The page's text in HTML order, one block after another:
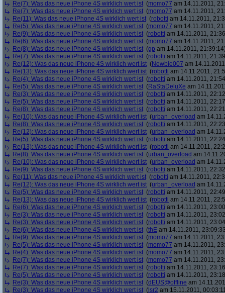
Re(7): Was das neue iPhone 4S wirklich wert ist (momo77 am 14.11.2011,
Re(7): Was das neue iPhone 4S wirklich wert ist (momo77 am 14.11.2011,
Re(11): Was das neue iPhone 4S wirklich wert ist (robotti am 14.11.2011,
Re(5): Was das neue iPhone 4S wirklich wert ist (momo77 am 14.11.2011,
Re(9): Was das neue iPhone 4S wirklich wert ist (robotti am 14.11.2011,
Re(6): Was das neue iPhone 4S wirklich wert ist (momo77 am 14.11.2011,
Re(8): Was das neue iPhone 4S wirklich wert ist (gp am 14.11.2011,
Re(7): Was das neue iPhone 4S wirklich wert ist (robotti am 14.11.2011,
Re(12): Was das neue iPhone 4S wirklich wert ist (Newbie007 am
Re(13): Was das neue iPhone 4S wirklich wert ist (robotti am 14.11.2011,
Re(4): Was das neue iPhone 4S wirklich wert ist (robotti am 14.11.2011,
Re(5): Was das neue iPhone 4S wirklich wert ist (RaStaDeluXe am
Re(3): Was das neue iPhone 4S wirklich wert ist (robotti am 14.11.2011,
Re(5): Was das neue iPhone 4S wirklich wert ist (robotti am 14.11.2011,
Re(8): Was das neue iPhone 4S wirklich wert ist (robotti am 14.11.2011,
Re(10): Was das neue iPhone 4S wirklich wert ist (urban_overload am
Re(8): Was das neue iPhone 4S wirklich wert ist (robotti am 14.11.2011,
Re(12): Was das neue iPhone 4S wirklich wert ist (urban_overload am
Re(5): Was das neue iPhone 4S wirklich wert ist (robotti am 14.11.2011,
Re(13): Was das neue iPhone 4S wirklich wert ist (robotti am 14.11.2011,
Re(8): Was das neue iPhone 4S wirklich wert ist (urban_overload am
Re(10): Was das neue iPhone 4S wirklich wert ist (urban_overload am
Re(9): Was das neue iPhone 4S wirklich wert ist (robotti am 14.11.2011,
Re(11): Was das neue iPhone 4S wirklich wert ist (robotti am 14.11.2011,
Re(12): Was das neue iPhone 4S wirklich wert ist (urban_overload am
Re(5): Was das neue iPhone 4S wirklich wert ist (robotti am 14.11.2011,
Re(13): Was das neue iPhone 4S wirklich wert ist (robotti am 14.11.2011,
Re(6): Was das neue iPhone 4S wirklich wert ist (robotti am 14.11.2011,
Re(3): Was das neue iPhone 4S wirklich wert ist (robotti am 14.11.2011,
Re(3): Was das neue iPhone 4S wirklich wert ist (robotti am 14.11.2011,
Re(6): Was das neue iPhone 4S wirklich wert ist (thE am 14.11.2011,
Re(9): Was das neue iPhone 4S wirklich wert ist (momo77 am 14.11.2011,
Re(5): Was das neue iPhone 4S wirklich wert ist (momo77 am 14.11.2011,
Re(4): Was das neue iPhone 4S wirklich wert ist (momo77 am 14.11.2011,
Re(7): Was das neue iPhone 4S wirklich wert ist (momo77 am 14.11.2011,
Re(7): Was das neue iPhone 4S wirklich wert ist (robotti am 14.11.2011,
Re(5): Was das neue iPhone 4S wirklich wert ist (robotti am 14.11.2011,
Re(3): Was das neue iPhone 4S wirklich wert ist (dEUS@offline am
Re(3): Was das neue iPhone 4S wirklich wert ist ( lsr2 am 15.11.2011,